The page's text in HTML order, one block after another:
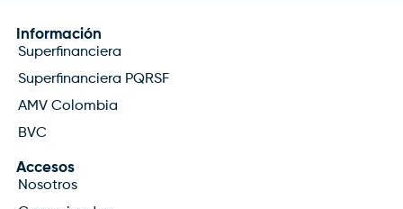
Información
Superfinanciera
Superfinanciera PQRSF
AMV Colombia
BVC
Accesos
Nosotros